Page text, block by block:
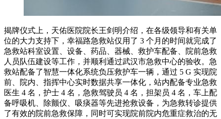
揭牌仪式上，天佑医院院长王剑明介绍，在各级领导和有关单
位的大力支持下，幸福路急救站仅用了 3 个月的时间就完成了
急救站科室设置、设备、药品、器械、救护车配备、院前急救
人员队伍建设等工作，并顺利通过武汉市急救中心的验收。急
救站配备了智慧一体化系统负压救护车一辆，通过 5 G 实现院
前、院内、指挥中心实时数据共享一体化，站内配备专业急救
医生 4 名，护士 4 名，急救驾驶员 4 名，担架员 4 名，车上配
备呼吸机、除颤仪、吸痰器等先进抢救设备，为急救转诊提供
了有效的院前急救保障，同时可实现院前院内危重症救治的无